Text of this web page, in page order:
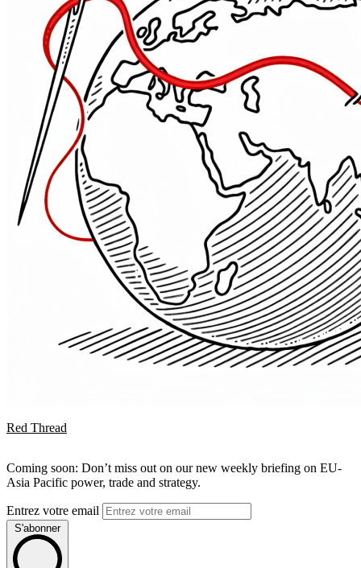
Red Thread
Coming soon: Don’t miss out on our new weekly briefing on EU-
Asia Pacific power, trade and strategy.
Entrez votre email
S'abonner